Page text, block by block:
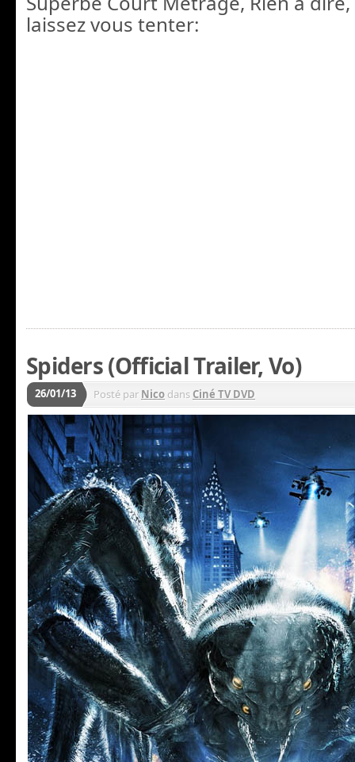
laissez vous tenter:
Spiders (Official Trailer, Vo)
26/01/13 Posté par Nico dans Ciné TV DVD